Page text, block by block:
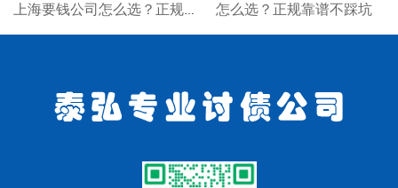
怎么选？正规靠谱不踩坑